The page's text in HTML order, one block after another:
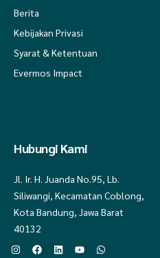
Berita
Kebijakan Privasi
Syarat & Ketentuan
Evermos Impact
Hubungi Kami
Jl. Ir. H. Juanda No.95, Lb.
Siliwangi, Kecamatan Coblong,
Kota Bandung, Jawa Barat
40132